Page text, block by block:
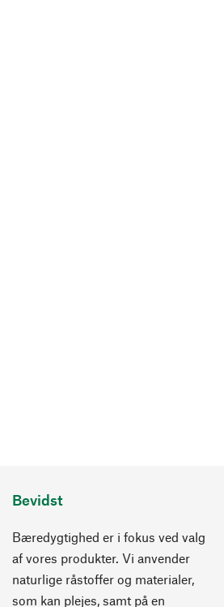
Bevidst
Bæredygtighed er i fokus ved valg
af vores produkter. Vi anvender
naturlige råstoffer og materialer,
som kan plejes, samt på en